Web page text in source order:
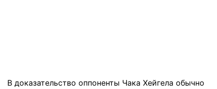
В доказательство оппоненты Чака Хейгела обычно